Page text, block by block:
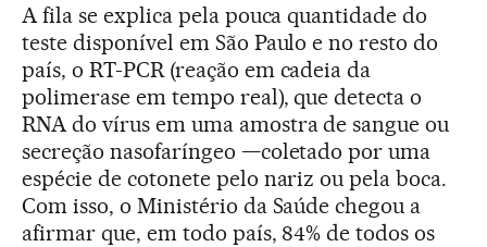
A fila se explica pela pouca quantidade do
teste disponível em São Paulo e no resto do
país, o RT-PCR (reação em cadeia da
polimerase em tempo real), que detecta o
RNA do vírus em uma amostra de sangue ou
secreção nasofaríngeo —coletado por uma
espécie de cotonete pelo nariz ou pela boca.
Com isso, o Ministério da Saúde chegou a
afirmar que, em todo país, 84% de todos os